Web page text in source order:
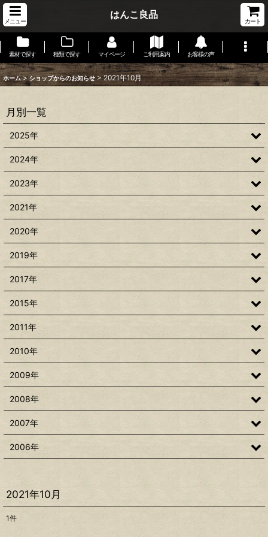
メニュー
はんこ良品
カート
素材で探す 種類で探す マイページ ご利用案内 お客様の声
ホーム > ショップからのお知らせ > 2021年10月
2021年10月
1件
月別一覧
2025年
2024年
2023年
2021年
2020年
2019年
2017年
2015年
2011年
2010年
2009年
2008年
2007年
2006年